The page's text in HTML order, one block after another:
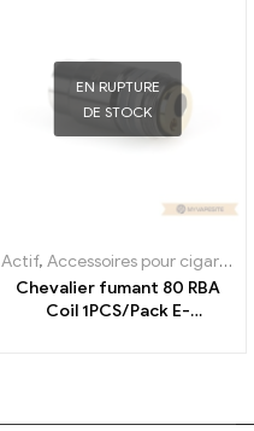
,Évaporateur
EN RUPTURE
DE STOCK
Actif, Accessoires pour cigarettes électroniques
Chevalier fumant 80 RBA
Coil 1PCS/Pack E-